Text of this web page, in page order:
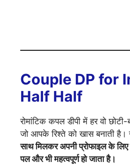
Couple DP for
Half Half
रोमांटिक कपल डीपी में हर वो छोटी-
जो आपके रिश्ते को खास बनाती
साथ मिलकर अपनी प्रोफाइल के
पल और भी महत्वपूर्ण हो जाता है।